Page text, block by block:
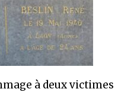
à deux victimes